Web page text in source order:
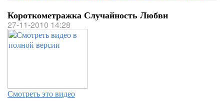
Короткометражка Случайность Любви
27-11-2010 14:28
Смотреть это видео